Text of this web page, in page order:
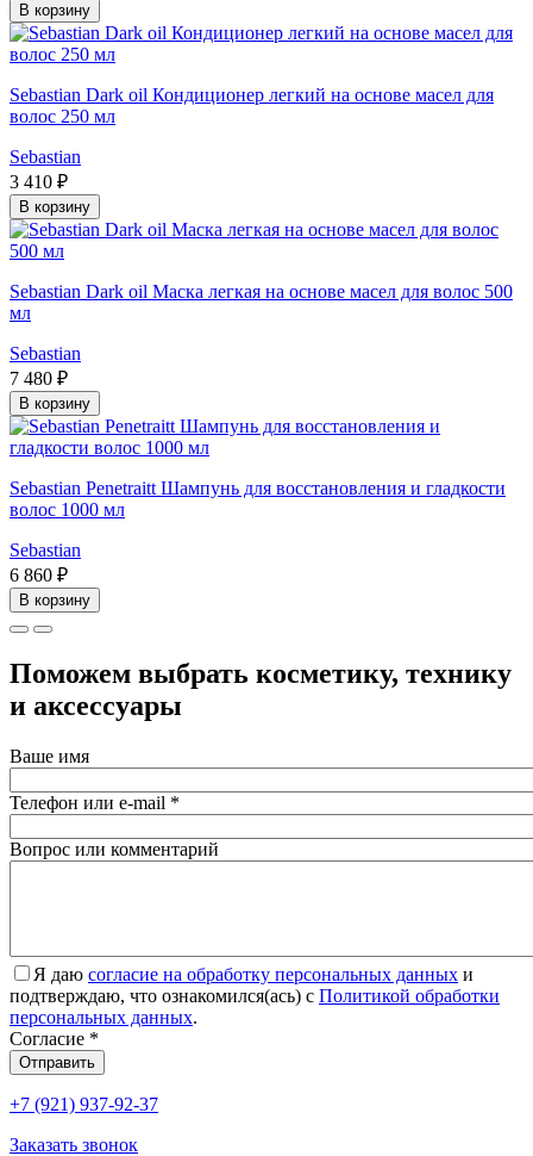
В корзину
Sebastian Dark oil Кондиционер легкий на основе масел для
волос 250 мл
Sebastian
3 410 ₽
В корзину
Sebastian Dark oil Маска легкая на основе масел для волос 500
мл
Sebastian
7 480 ₽
В корзину
Sebastian Penetraitt Шампунь для восстановления и гладкости
волос 1000 мл
Sebastian
6 860 ₽
В корзину
Поможем выбрать косметику, технику
и аксессуары
Ваше имя
Телефон или e-mail *
Вопрос или комментарий
Я даю согласие на обработку персональных данных и
подтверждаю, что ознакомился(ась) с Политикой обработки
персональных данных.
Согласие *
Отправить
+7 (921) 937-92-37
Заказать звонок